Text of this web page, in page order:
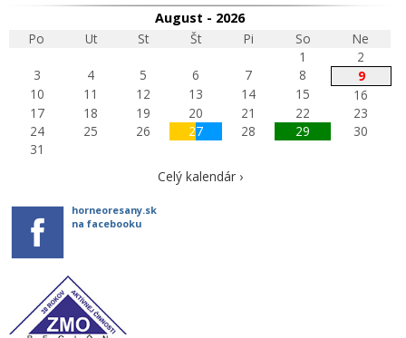
August - 2026
Po
Ut St Št Pi So
Ne
1
2
3
4 5 6 7 8
9
10
11 12 13 14 15
16
17
18 19 20 21 22
23
24
25 26 27 28 29
30
31
Celý kalendár ›
horneoresany.sk
na facebooku